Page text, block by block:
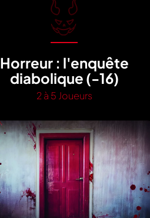
Horreur : l'enquête
diabolique (-16)
2 à 5 Joueurs